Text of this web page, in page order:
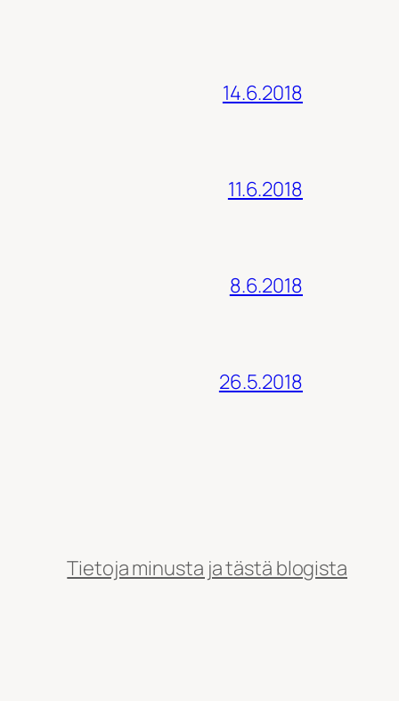
14.6.2018
11.6.2018
8.6.2018
26.5.2018
Tietoja minusta ja tästä blogista